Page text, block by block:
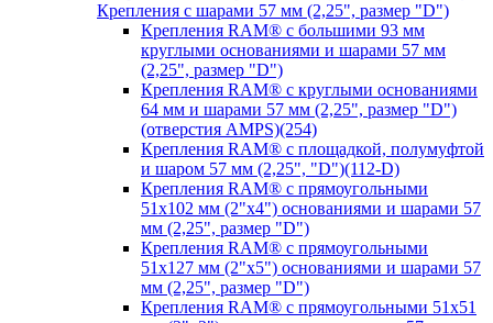
Крепления с шарами 57 мм (2,25", размер "D")
Крепления RAM® с большими 93 мм
круглыми основаниями и шарами 57 мм
(2,25", размер "D")
Крепления RAM® с круглыми основаниями
64 мм и шарами 57 мм (2,25", размер "D")
(отверстия AMPS)(254)
Крепления RAM® с площадкой, полумуфтой
и шаром 57 мм (2,25", "D")(112-D)
Крепления RAM® с прямоугольными
51х102 мм (2"х4") основаниями и шарами 57
мм (2,25", размер "D")
Крепления RAM® с прямоугольными
51х127 мм (2"х5") основаниями и шарами 57
мм (2,25", размер "D")
Крепления RAM® с прямоугольными 51х51